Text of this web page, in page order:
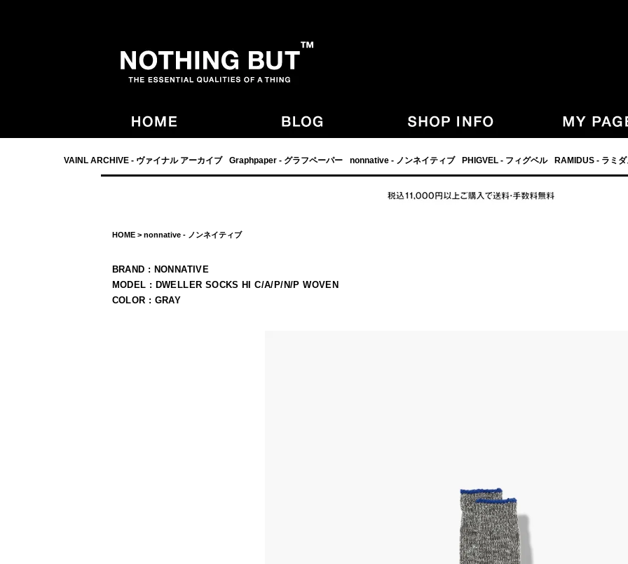
VAINL ARCHIVE - ヴァイナル アーカイブ Graphpaper - グラフペーパー nonnative - ノンネイティブ PHIGVEL - フィグベル RAMIDUS - ラミダ
HOME> nonnative - ノンネイティブ
BRAND : NONNATIVE
MODEL : DWELLER SOCKS HI C/A/P/N/P WOVEN
COLOR : GRAY